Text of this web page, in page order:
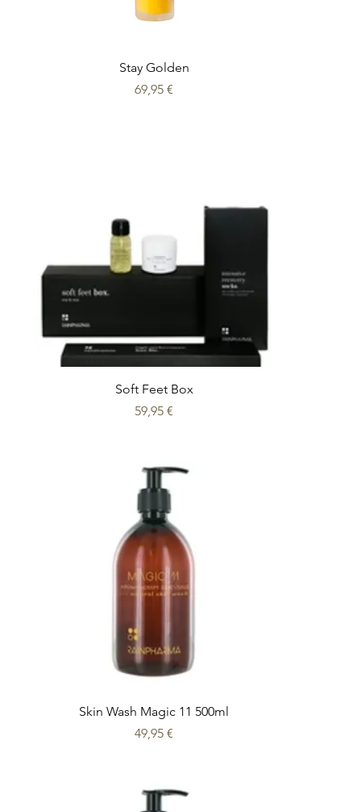
Stay Golden
Prix
69,95 €
Soft Feet Box
Prix
59,95 €
Skin Wash Magic 11 500ml
Prix
49,95 €